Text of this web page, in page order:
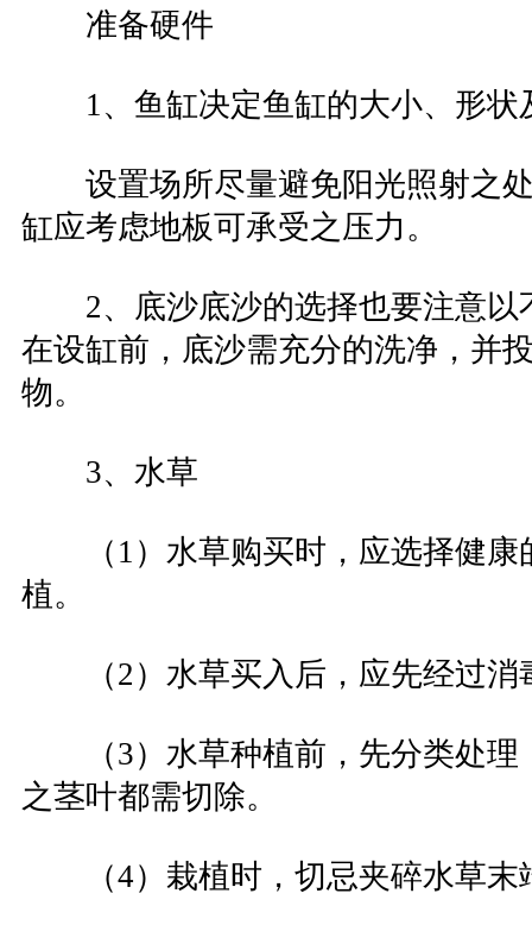
准备硬件
1、鱼缸决定鱼缸的大小、形
设置场所尽量避免阳光照射之处
缸应考虑地板可承受之压力。
2、底沙底沙的选择也要注意以
在设缸前，底沙需充分的洗净，并
物。
3、水草
（1）水草购买时，应选择健康
植。
（2）水草买入后，应先经过
（3）水草种植前，先分类处理
之茎叶都需切除。
（4）栽植时，切忌夹碎水草